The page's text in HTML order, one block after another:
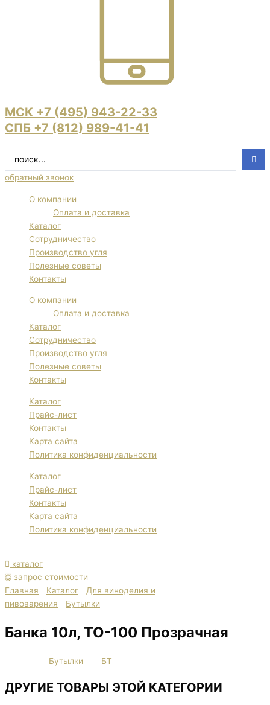
МСК +7 (495) 943-22-33
СПБ +7 (812) 989-41-41
обратный звонок
О компании
Оплата и доставка
Каталог
Сотрудничество
Производство угля
Полезные советы
Контакты
О компании
Оплата и доставка
Каталог
Сотрудничество
Производство угля
Полезные советы
Контакты
Каталог
Прайс-лист
Контакты
Карта сайта
Политика конфиденциальности
Каталог
Прайс-лист
Контакты
Карта сайта
Политика конфиденциальности
каталог
запрос стоимости
Главная
Каталог
Для виноделия и
пивоварения
Бутылки
Банка 10л, ТО-100 Прозрачная
Бутылки БТ
ДРУГИЕ ТОВАРЫ ЭТОЙ КАТЕГОРИИ